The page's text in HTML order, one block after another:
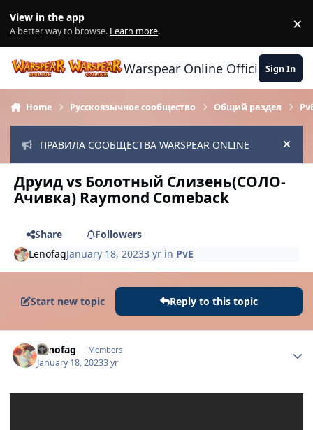
View in the app
A better way to browse. Learn more. ×
Warspear Online Official Forum
Sign In
Home Русскоязычное сообщество Общий раздел
ПРАВИЛА СООБЩЕСТВА WARSPEAR ONLINE Hide
Друид vs Болотный Слизень(СОЛО-
Ачивка) Raymond Comeback
Share
Followers
LenofagJanuary 18, 20233 yr in PvE
Start new topic Reply to this topic
Lenofag Members
January 18, 20233 yr